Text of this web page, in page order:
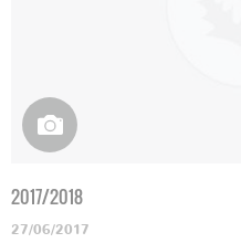
2017/2018
27/06/2017